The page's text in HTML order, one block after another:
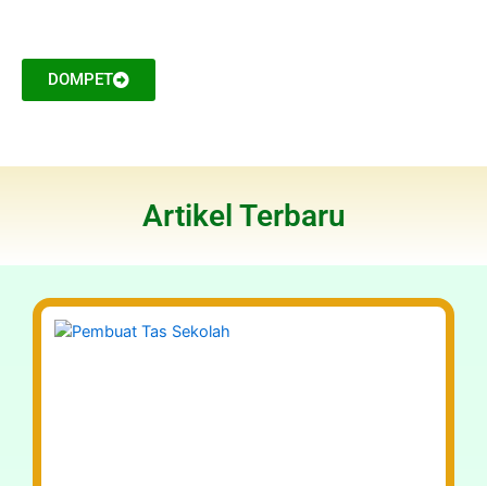
DOMPET
Artikel Terbaru